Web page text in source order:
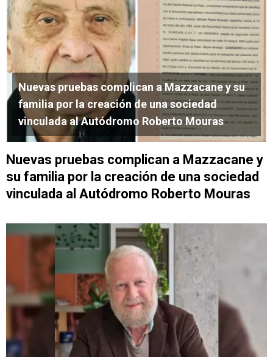
Nuevas pruebas complican a Mazzacane y su
familia por la creación de una sociedad
vinculada al Autódromo Roberto Mouras
Nuevas pruebas complican a Mazzacane y
su familia por la creación de una sociedad
vinculada al Autódromo Roberto Mouras